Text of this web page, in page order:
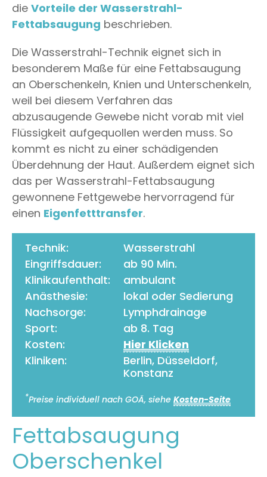
die Vorteile der Wasserstrahl-
Fettabsaugung beschrieben.
Die Wasserstrahl-Technik eignet sich in
besonderem Maße für eine Fettabsaugung
an Oberschenkeln, Knien und Unterschenkeln,
weil bei diesem Verfahren das
abzusaugende Gewebe nicht vorab mit viel
Flüssigkeit aufgequollen werden muss. So
kommt es nicht zu einer schädigenden
Überdehnung der Haut. Außerdem eignet sich
das per Wasserstrahl-Fettabsaugung
gewonnene Fettgewebe hervorragend für
einen Eigenfetttransfer.
Technik:
Wasserstrahl
Eingriffsdauer:
ab 90 Min.
Klinikaufenthalt:
ambulant
Anästhesie:
lokal oder Sedierung
Nachsorge:
Lymphdrainage
Sport:
ab 8. Tag
Kosten:
Hier Klicken
Kliniken:
Berlin, Düsseldorf,
Konstanz
*Preise individuell nach GOÄ, siehe Kosten-Seite
Fettabsaugung
Oberschenkel